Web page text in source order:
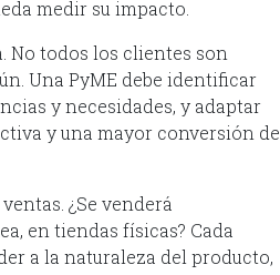
medir su impacto.
No todos los clientes son
Una PyME debe identificar
y necesidades, y adaptar
y una mayor conversión de
¿Se venderá
en tiendas físicas? Cada
a la naturaleza del producto,